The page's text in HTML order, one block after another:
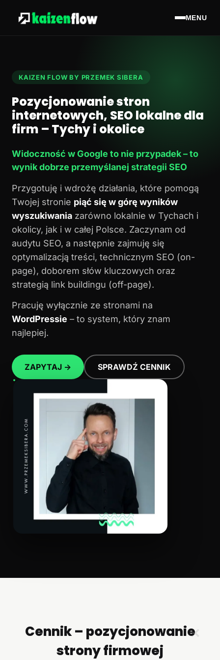
MENU
KAIZEN FLOW BY PRZEMEK SIBERA
Pozycjonowanie stron
internetowych, SEO lokalne dla
firm – Tychy i okolice
Widoczność w Google to nie przypadek – to
wynik dobrze przemyślanej strategii SEO
Przygotuję i wdrożę działania, które pomogą
Twojej stronie piąć się w górę wyników
wyszukiwania zarówno lokalnie w Tychach i
okolicy, jak i w całej Polsce. Zaczynam od
audytu SEO, a następnie zajmuję się
optymalizacją treści, technicznym SEO (on-
page), doborem słów kluczowych oraz
strategią link buildingu (off-page).
Pracuję wyłącznie ze stronami na
WordPressie – to system, który znam
najlepiej.
ZAPYTAJ → SPRAWDŹ CENNIK
✕
Cennik – pozycjonowanie
strony firmowej